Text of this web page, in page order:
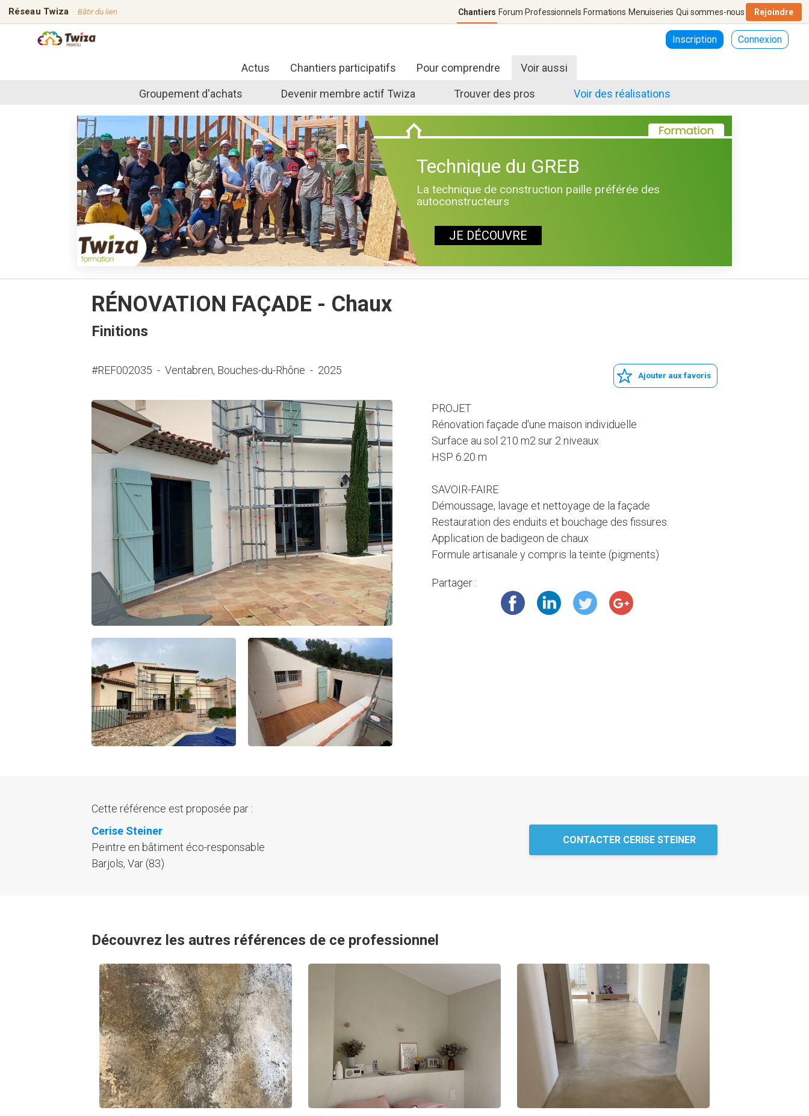
Réseau Twiza · Bâtir du lien Chantiers Forum Professionnels Formations Menuiseries Qui sommes-nous Rejoindre
Inscription Connexion
Actus Chantiers participatifs Pour comprendre Voir aussi
Groupement d'achats Devenir membre actif Twiza Trouver des pros Voir des réalisations
Technique du GREB
La technique de construction paille préférée des
autoconstructeurs
JE DÉCOUVRE
RÉNOVATION FAÇADE - Chaux
Finitions
#REF002035 - Ventabren, Bouches-du-Rhône - 2025 Ajouter aux favoris
PROJET
Rénovation façade d'une maison individuelle
Surface au sol 210 m2 sur 2 niveaux
HSP 6.20 m
SAVOIR-FAIRE
Démoussage, lavage et nettoyage de la façade
Restauration des enduits et bouchage des fissures.
Application de badigeon de chaux
Formule artisanale y compris la teinte (pigments)
Partager :
Cette référence est proposée par :
Cerise Steiner
Peintre en bâtiment éco-responsable
Barjols, Var (83)
CONTACTER CERISE STEINER
Découvrez les autres références de ce professionnel